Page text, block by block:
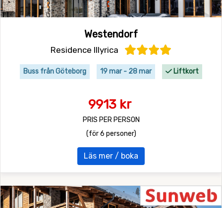
Westendorf
Residence Illyrica
Buss från Göteborg 19 mar - 28 mar Liftkort
9913 kr
PRIS PER PERSON
(för 6 personer)
Läs mer / boka